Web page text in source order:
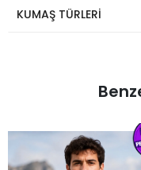
KUMAŞ TÜRLERİ